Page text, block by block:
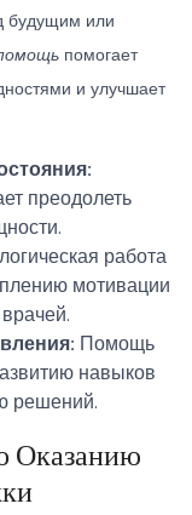
будущим или
помогает
и улучшает
преодолеть
работа
мотивации
Помощь
навыков
решений.
Оказанию